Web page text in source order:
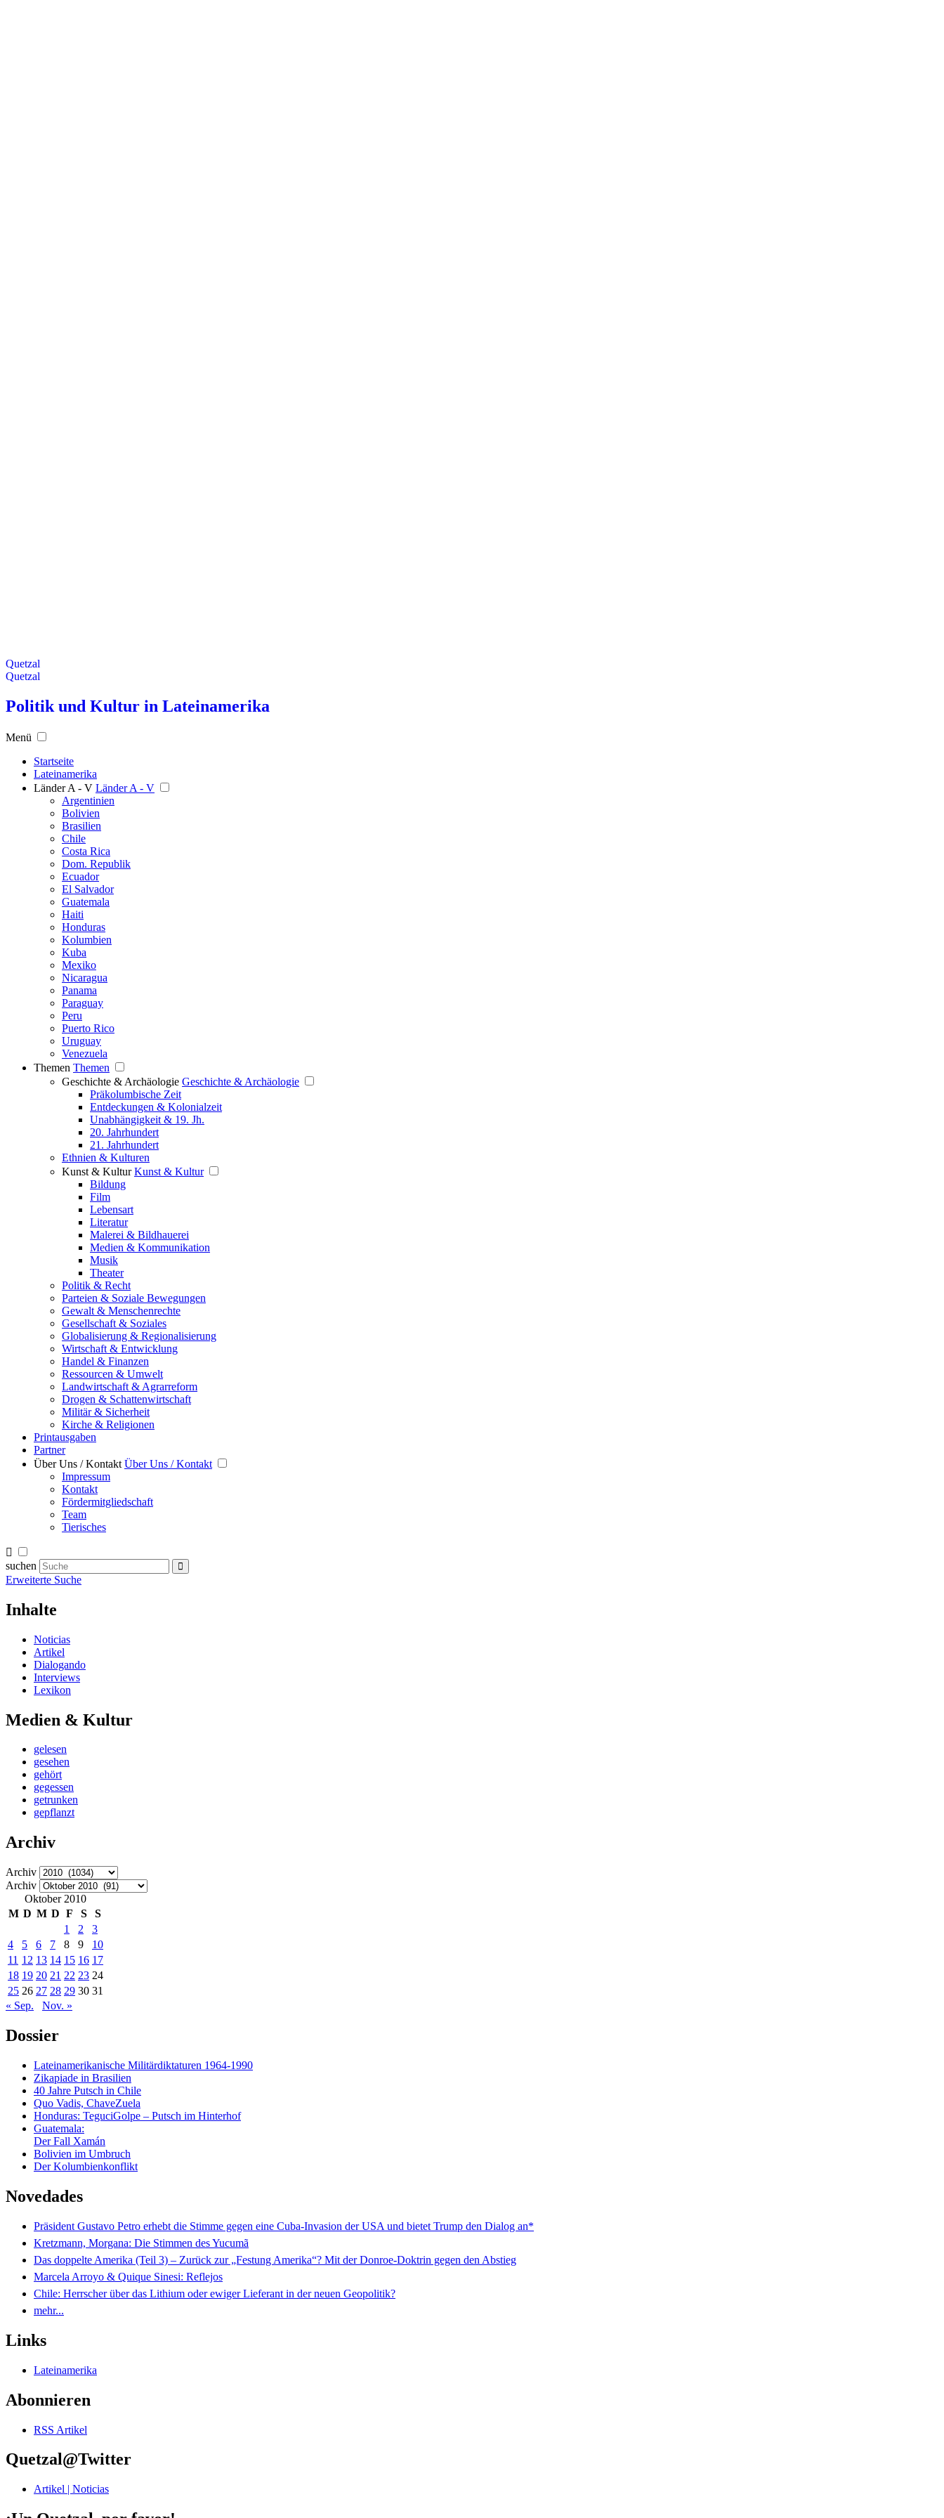
Quetzal
Quetzal
Politik und Kultur in Lateinamerika
Menü
Startseite
Lateinamerika
Länder A - V Länder A - V
Argentinien
Bolivien
Brasilien
Chile
Costa Rica
Dom. Republik
Ecuador
El Salvador
Guatemala
Haiti
Honduras
Kolumbien
Kuba
Mexiko
Nicaragua
Panama
Paraguay
Peru
Puerto Rico
Uruguay
Venezuela
Themen Themen
Geschichte & Archäologie Geschichte & Archäologie
Präkolumbische Zeit
Entdeckungen & Kolonialzeit
Unabhängigkeit & 19. Jh.
20. Jahrhundert
21. Jahrhundert
Ethnien & Kulturen
Kunst & Kultur Kunst & Kultur
Bildung
Film
Lebensart
Literatur
Malerei & Bildhauerei
Medien & Kommunikation
Musik
Theater
Politik & Recht
Parteien & Soziale Bewegungen
Gewalt & Menschenrechte
Gesellschaft & Soziales
Globalisierung & Regionalisierung
Wirtschaft & Entwicklung
Handel & Finanzen
Ressourcen & Umwelt
Landwirtschaft & Agrarreform
Drogen & Schattenwirtschaft
Militär & Sicherheit
Kirche & Religionen
Printausgaben
Partner
Über Uns / Kontakt Über Uns / Kontakt
Impressum
Kontakt
Fördermitgliedschaft
Team
Tierisches
suchen
Erweiterte Suche
Inhalte
Noticias
Artikel
Dialogando
Interviews
Lexikon
Medien & Kultur
gelesen
gesehen
gehört
gegessen
getrunken
gepflanzt
Archiv
Archiv
Archiv
Oktober 2010
M D M D F S
S
1
2
3
4
5 6 7 8 9
10
11 12 13 14 15 16 17
18 19 20 21 22 23 24
25 26 27 28 29 30 31
« Sep.
Nov. »
Dossier
Lateinamerikanische Militärdiktaturen 1964-1990
Zikapiade in Brasilien
40 Jahre Putsch in Chile
Quo Vadis, ChaveZuela
Honduras: TeguciGolpe – Putsch im Hinterhof
Guatemala:
Der Fall Xamán
Bolivien im Umbruch
Der Kolumbienkonflikt
Novedades
Präsident Gustavo Petro erhebt die Stimme gegen eine Cuba-Invasion der USA und bietet Trump den Dialog an*
Kretzmann, Morgana: Die Stimmen des Yucumã
Das doppelte Amerika (Teil 3) – Zurück zur „Festung Amerika“? Mit der Donroe-Doktrin gegen den Abstieg
Marcela Arroyo & Quique Sinesi: Reflejos
Chile: Herrscher über das Lithium oder ewiger Lieferant in der neuen Geopolitik?
mehr...
Links
Lateinamerika
Abonnieren
RSS Artikel
Quetzal@Twitter
Artikel | Noticias